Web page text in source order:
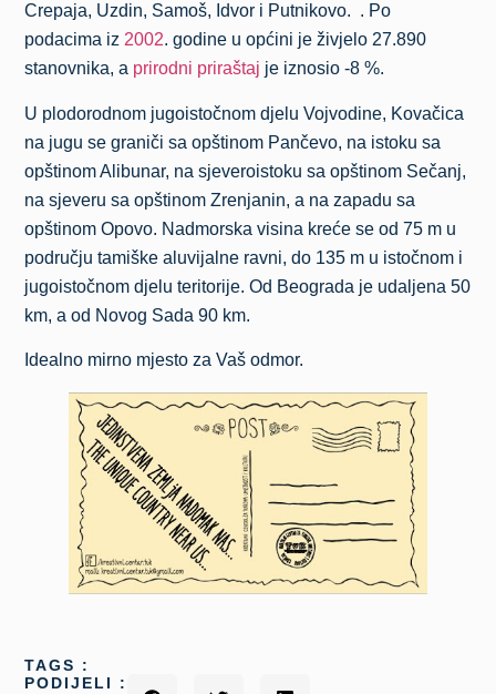
Crepaja, Uzdin, Samoš, Idvor i Putnikovo. . Po
podacima iz 2002. godine u općini je živjelo 27.890
stanovnika, a prirodni priraštaj je iznosio -8 %.
U plodorodnom jugoistočnom djelu Vojvodine, Kovačica
na jugu se graniči sa opštinom Pančevo, na istoku sa
opštinom Alibunar, na sjeveroistoku sa opštinom Sečanj,
na sjeveru sa opštinom Zrenjanin, a na zapadu sa
opštinom Opovo. Nadmorska visina kreće se od 75 m u
području tamiške aluvijalne ravni, do 135 m u istočnom i
jugoistočnom djelu teritorije. Od Beograda je udaljena 50
km, a od Novog Sada 90 km.
Idealno mirno mjesto za Vaš odmor.
TAGS :
PODIJELI :